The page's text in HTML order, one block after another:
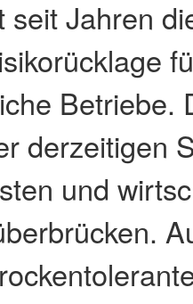
seit Jahren
Betriebe.
derzeitigen
und